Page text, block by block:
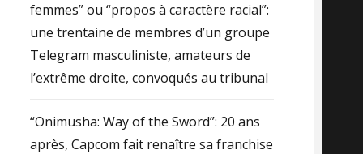
femmes” ou “propos à caractère racial”:
une trentaine de membres d’un groupe
Telegram masculiniste, amateurs de
l’extrême droite, convoqués au tribunal
“Onimusha: Way of the Sword”: 20 ans
après, Capcom fait renaître sa franchise